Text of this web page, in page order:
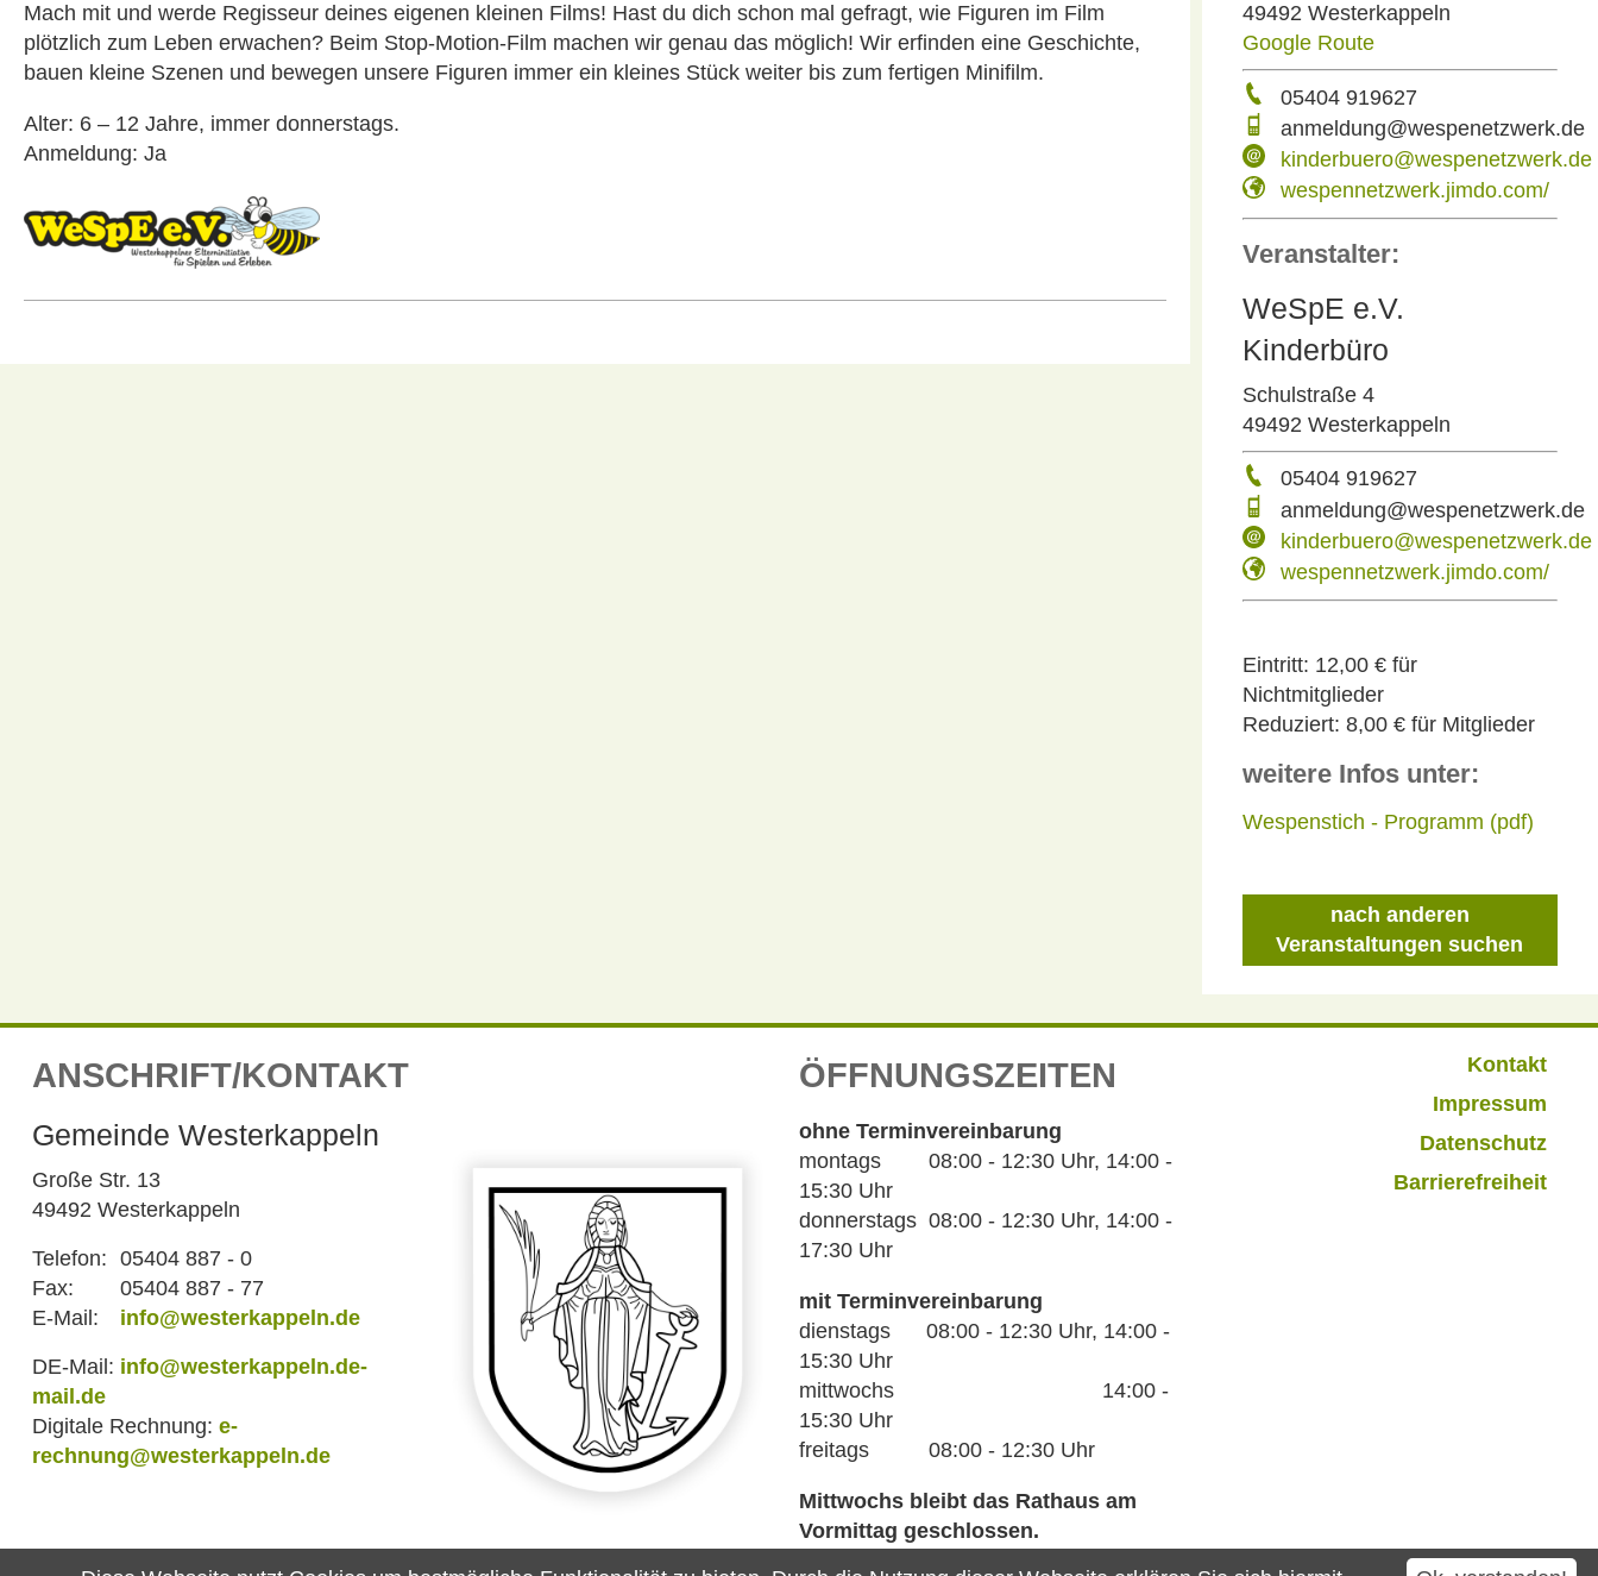
Mach mit und werde Regisseur deines eigenen kleinen Films! Hast du dich schon mal gefragt, wie Figuren im Film
plötzlich zum Leben erwachen? Beim Stop-Motion-Film machen wir genau das möglich! Wir erfinden eine Geschichte,
bauen kleine Szenen und bewegen unsere Figuren immer ein kleines Stück weiter bis zum fertigen Minifilm.
Alter: 6 – 12 Jahre, immer donnerstags.
Anmeldung: Ja
nach anderen
Veranstaltungen suchen
49492 Westerkappeln
Google Route
05404 919627
anmeldung@wespenetzwerk.de
kinderbuero@wespenetzwerk.de
wespennetzwerk.jimdo.com/
Veranstalter:
WeSpE e.V.
Kinderbüro
Schulstraße 4
49492 Westerkappeln
05404 919627
anmeldung@wespenetzwerk.de
kinderbuero@wespenetzwerk.de
wespennetzwerk.jimdo.com/
Eintritt: 12,00 € für
Nichtmitglieder
Reduziert: 8,00 € für Mitglieder
weitere Infos unter:
Wespenstich - Programm (pdf)
ANSCHRIFT/KONTAKT
Gemeinde Westerkappeln
Große Str. 13
49492 Westerkappeln
Telefon: 05404 887 - 0
Fax:
05404 887 - 77
E-Mail:
info@westerkappeln.de
DE-Mail: info@westerkappeln.de-
mail.de
Digitale Rechnung: e-
rechnung@westerkappeln.de
ÖFFNUNGSZEITEN
ohne Terminvereinbarung
montags 08:00 - 12:30 Uhr, 14:00 -
15:30 Uhr
donnerstags 08:00 - 12:30 Uhr, 14:00 -
17:30 Uhr
mit Terminvereinbarung
dienstags 08:00 - 12:30 Uhr, 14:00 -
15:30 Uhr
mittwochs 14:00 -
15:30 Uhr
freitags 08:00 - 12:30 Uhr
Mittwochs bleibt das Rathaus am
Vormittag geschlossen.
Kontakt
Impressum
Datenschutz
Barrierefreiheit